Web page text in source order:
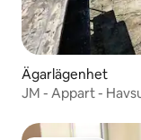
Ägarlägenhet
JM - Appart -